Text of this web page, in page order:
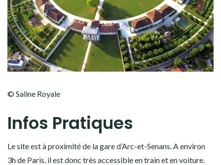
© Saline Royale
Infos Pratiques
Le site est à proximité de la gare d’Arc-et-Senans. A environ
3h de Paris, il est donc très accessible en train et en voiture.